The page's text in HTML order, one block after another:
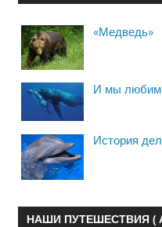
«Медведь»
И мы любим
История
НАШИ ПУТЕШЕСТВИЯ (